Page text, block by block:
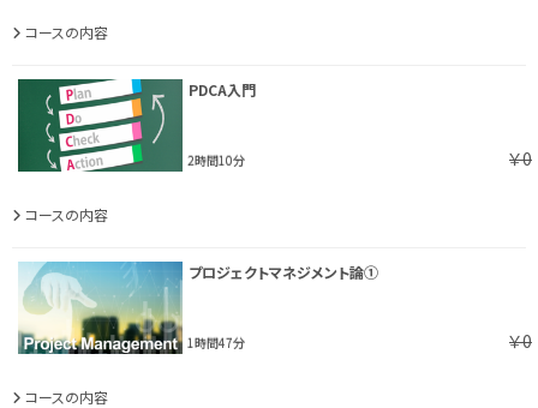
コースの内容
PDCA入門
2時間10分 ￥0
コースの内容
プロジェクトマネジメント論①
1時間47分 ￥0
コースの内容